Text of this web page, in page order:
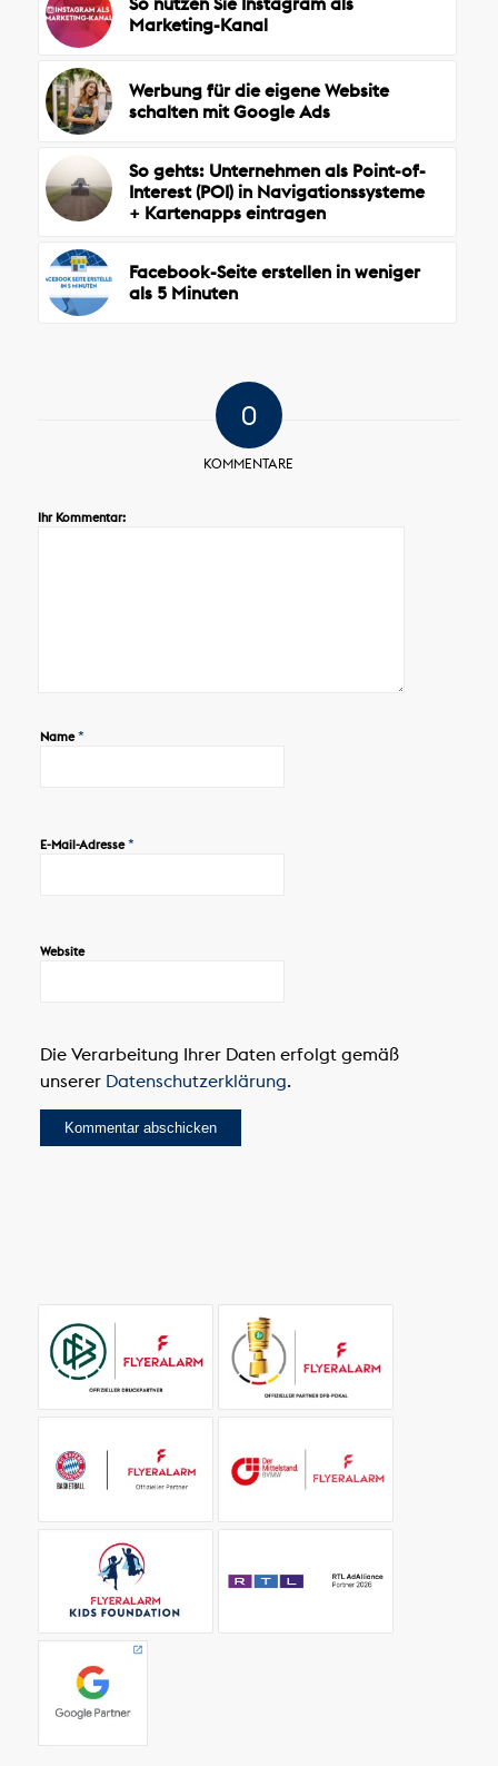
Marketing-Kanal
Werbung für die eigene Website
schalten mit Google Ads
So gehts: Unternehmen als Point-of-
Interest (POI) in Navigationssysteme
+ Kartenapps eintragen
Facebook-Seite erstellen in weniger
als 5 Minuten
0
KOMMENTARE
Ihr Kommentar:
Name*
E-Mail-Adresse*
Website
Die Verarbeitung Ihrer Daten erfolgt gemäß
unserer Datenschutzerklärung.